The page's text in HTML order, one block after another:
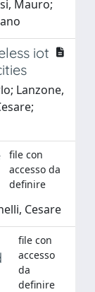
Mauro;
iot
Lanzone,
file con
accesso da
definire
Cesare
file con
accesso
da
definire